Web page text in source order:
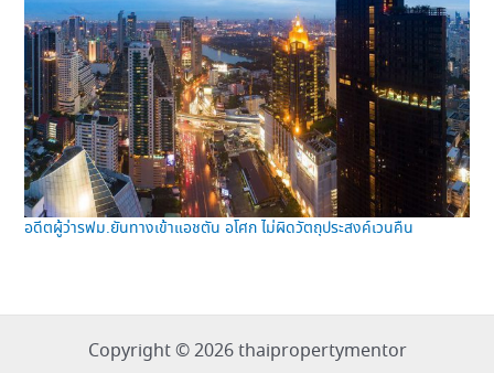
อดีตผู้ว่ารฟม.ยันทางเข้าแอชตัน อโศก ไม่ผิดวัตถุประสงค์เวนคืน
Copyright © 2026 thaipropertymentor